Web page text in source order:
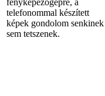
telefonommal készített
képek gondolom senkinek
sem tetszenek.